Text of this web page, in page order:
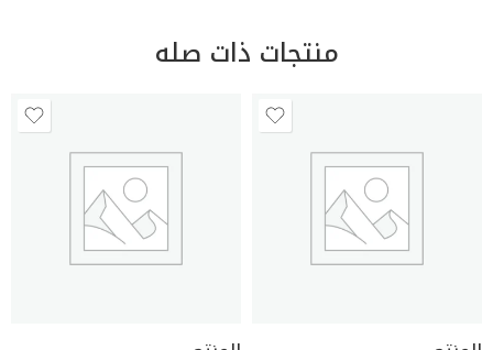
منتجات ذات صله